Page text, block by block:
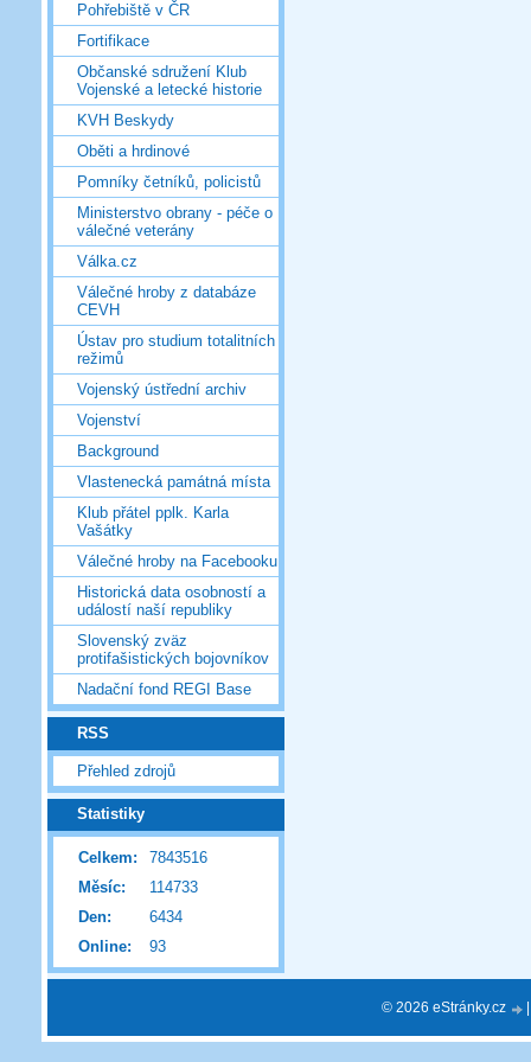
Pohřebiště v ČR
Fortifikace
Občanské sdružení Klub
Vojenské a letecké historie
KVH Beskydy
Oběti a hrdinové
Pomníky četníků, policistů
Ministerstvo obrany - péče o
válečné veterány
Válka.cz
Válečné hroby z databáze
CEVH
Ústav pro studium totalitních
režimů
Vojenský ústřední archiv
Vojenství
Background
Vlastenecká památná místa
Klub přátel pplk. Karla
Vašátky
Válečné hroby na Facebooku
Historická data osobností a
událostí naší republiky
Slovenský zväz
protifašistických bojovníkov
Nadační fond REGI Base
RSS
Přehled zdrojů
Statistiky
Online: 93
Celkem:
7843516
Měsíc:
114733
Den:
6434
© 2026 eStránky.cz